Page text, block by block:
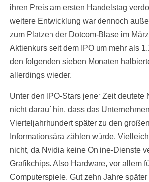
ihren Preis am ersten Handelstag
weitere Entwicklung war dennoch
zum Platzen der Dotcom-Blase im
Aktienkurs seit dem IPO um mehr als
den folgenden sieben Monaten
allerdings wieder.
Unter den IPO-Stars jener Zeit deutete
nicht darauf hin, dass das
Vierteljahrhundert später zu den
Informationsära zählen würde.
nicht, da Nvidia keine Online-Dienste
Grafikchips. Also Hardware, vor allem
Computerspiele. Gut zehn Jahre